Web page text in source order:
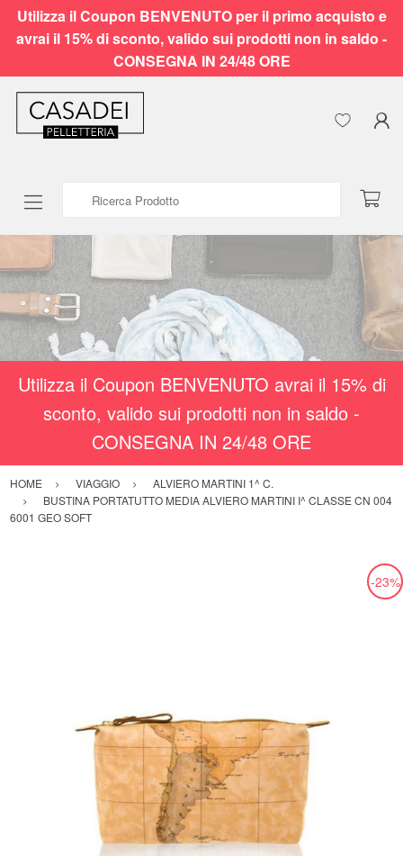
Utilizza il Coupon BENVENUTO per il primo acquisto e
avrai il 15% di sconto, valido sui prodotti non in saldo -
CONSEGNA IN 24/48 ORE
Utilizza il Coupon BENVENUTO avrai il 15% di
sconto, valido sui prodotti non in saldo -
CONSEGNA IN 24/48 ORE
HOME VIAGGIO
ALVIERO MARTINI 1^ C.
BUSTINA PORTATUTTO MEDIA ALVIERO MARTINI I^ CLASSE CN 004
6001 GEO SOFT
-23%